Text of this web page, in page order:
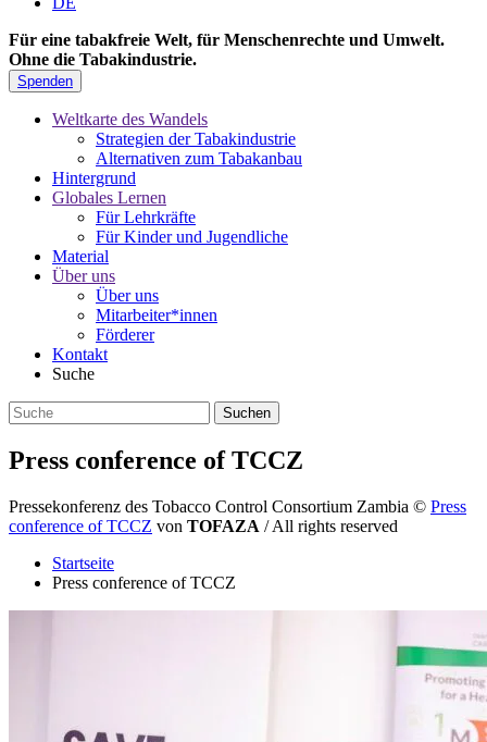
Für eine tabakfreie Welt, für Menschenrechte und Umwelt.
Ohne die Tabakindustrie.
Spenden
Weltkarte des Wandels
Strategien der Tabakindustrie
Alternativen zum Tabakanbau
Hintergrund
Globales Lernen
Für Lehrkräfte
Für Kinder und Jugendliche
Material
Über uns
Über uns
Mitarbeiter*innen
Förderer
Kontakt
Suche
Press conference of TCCZ
Pressekonferenz des Tobacco Control Consortium Zambia © Press
conference of TCCZ von TOFAZA / All rights reserved
Startseite
Press conference of TCCZ